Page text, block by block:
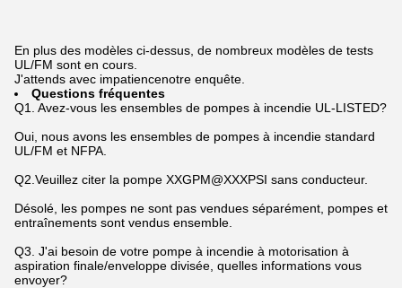
En plus des modèles ci-dessus, de nombreux modèles de tests
UL/FM sont en cours.
J'attends avec impatiencenotre enquête.
Questions fréquentes
Q1. Avez-vous les ensembles de pompes à incendie UL-LISTED?
Oui, nous avons les ensembles de pompes à incendie standard
UL/FM et NFPA.
Q2.Veuillez citer la pompe XXGPM@XXXPSI sans conducteur.
Désolé, les pompes ne sont pas vendues séparément, pompes et
entraînements sont vendus ensemble.
Q3. J'ai besoin de votre pompe à incendie à motorisation à
aspiration finale/enveloppe divisée, quelles informations vous
envoyer?